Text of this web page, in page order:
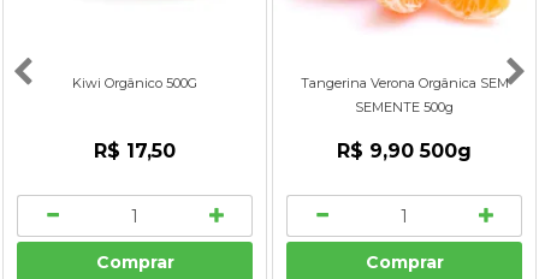
Kiwi Orgânico 500G
R$ 17,50
Comprar
Tangerina Verona Orgânica SEM
SEMENTE 500g
R$ 9,90 500g
Comprar